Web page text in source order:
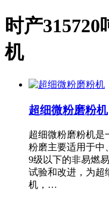
时产
机
超细微粉磨粉机
超细微粉磨粉机是
粉磨主要适用于中
9级以下的非易燃
试验和改进，为超
机，…